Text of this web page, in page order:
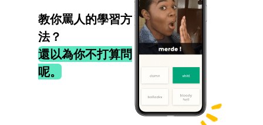
教你罵人的學習方
法？
還以為你不打算問
呢。